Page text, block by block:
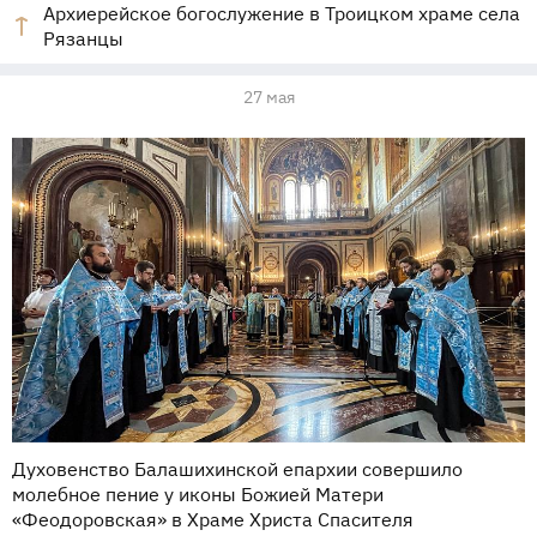
Архиерейское богослужение в Троицком храме села
Рязанцы
27 мая
Духовенство Балашихинской епархии совершило
молебное пение у иконы Божией Матери
«Феодоровская» в Храме Христа Спасителя